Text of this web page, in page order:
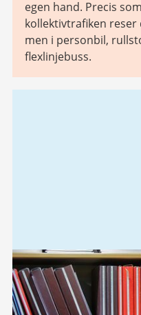
egen hand. Precis
kollektivtrafiken
men i personbil,
flexlinjebuss.